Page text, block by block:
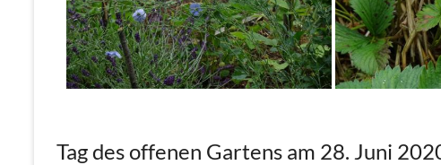
Tag des offenen Gartens am 28. Juni